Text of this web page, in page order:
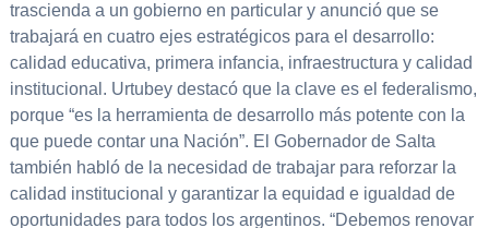
trascienda a un gobierno en particular y anunció que se
trabajará en cuatro ejes estratégicos para el desarrollo:
calidad educativa, primera infancia, infraestructura y calidad
institucional. Urtubey destacó que la clave es el federalismo,
porque “es la herramienta de desarrollo más potente con la
que puede contar una Nación”. El Gobernador de Salta
también habló de la necesidad de trabajar para reforzar la
calidad institucional y garantizar la equidad e igualdad de
oportunidades para todos los argentinos. “Debemos renovar